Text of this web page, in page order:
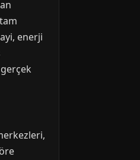
enerji